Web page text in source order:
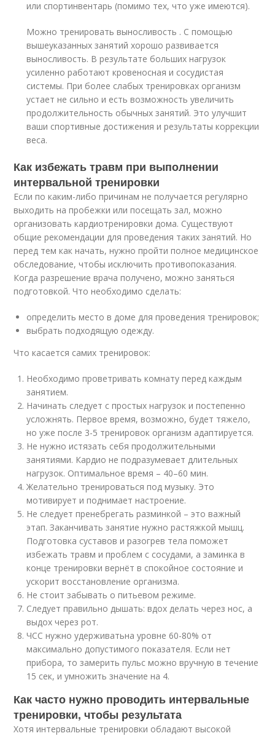
или спортинвентарь (помимо тех, что уже имеются).
Можно тренировать выносливость . С помощью
вышеуказанных занятий хорошо развивается
выносливость. В результате больших нагрузок
усиленно работают кровеносная и сосудистая
системы. При более слабых тренировках организм
устает не сильно и есть возможность увеличить
продолжительность обычных занятий. Это улучшит
ваши спортивные достижения и результаты коррекции
веса.
Как избежать травм при выполнении
интервальной тренировки
Если по каким-либо причинам не получается регулярно
выходить на пробежки или посещать зал, можно
организовать кардиотренировки дома. Существуют
общие рекомендации для проведения таких занятий. Но
перед тем как начать, нужно пройти полное медицинское
обследование, чтобы исключить противопоказания.
Когда разрешение врача получено, можно заняться
подготовкой. Что необходимо сделать:
определить место в доме для проведения тренировок;
выбрать подходящую одежду.
Что касается самих тренировок:
Необходимо проветривать комнату перед каждым
занятием.
Начинать следует с простых нагрузок и постепенно
усложнять. Первое время, возможно, будет тяжело,
но уже после 3-5 тренировок организм адаптируется.
Не нужно истязать себя продолжительными
занятиями. Кардио не подразумевает длительных
нагрузок. Оптимальное время – 40–60 мин.
Желательно тренироваться под музыку. Это
мотивирует и поднимает настроение.
Не следует пренебрегать разминкой – это важный
этап. Заканчивать занятие нужно растяжкой мышц.
Подготовка суставов и разогрев тела поможет
избежать травм и проблем с сосудами, а заминка в
конце тренировки вернёт в спокойное состояние и
ускорит восстановление организма.
Не стоит забывать о питьевом режиме.
Следует правильно дышать: вдох делать через нос, а
выдох через рот.
ЧСС нужно удерживатьна уровне 60-80% от
максимально допустимого показателя. Если нет
прибора, то замерить пульс можно вручную в течение
15 сек, и умножить значение на 4.
Как часто нужно проводить интервальные
тренировки, чтобы результата
Хотя интервальные тренировки обладают высокой